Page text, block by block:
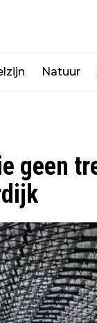
Natuur
geen